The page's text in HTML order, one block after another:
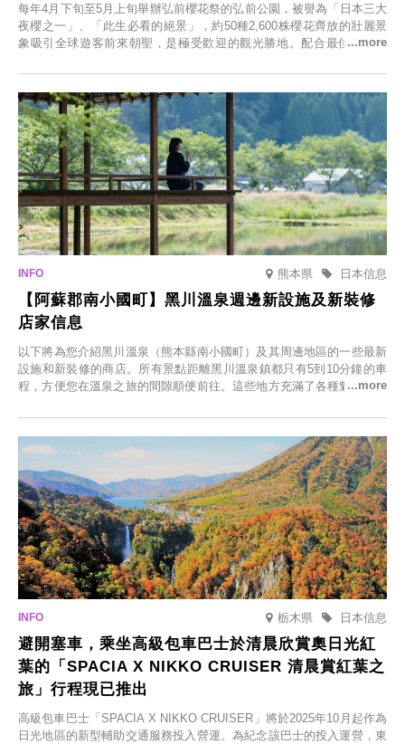
每年4月下旬至5月上旬舉辦弘前櫻花祭的弘前公園，被譽為「日本三大
夜櫻之一」、「此生必看的絕景」，約50種2,600株櫻花齊放的壯麗景
象吸引全球遊客前來朝聖，是極受歡迎的觀光勝地。配合最佳觀雪時
「冬季櫻花燈光秀」。
熊本県 日本信息
【阿蘇郡南小國町】黑川溫泉週邊新設施及新裝修
店家信息
以下將為您介紹黑川溫泉（熊本縣南小國町）及其周邊地區的一些最新
設施和新裝修的商店。所有景點距離黑川溫泉鎮都只有5到10分鐘的車
程，方便您在溫泉之旅的間隙順便前往。這些地方充滿了各種魅力，包
食材的餐廳。讓您體驗黑川溫泉的全新樂趣。
栃木県 日本信息
避開塞車，乘坐高級包車巴士於清晨欣賞奧日光紅
葉的「SPACIA X NIKKO CRUISER 清晨賞紅葉之
旅」行程現已推出
高級包車巴士「SPACIA X NIKKO CRUISER」將於2025年10月起作為
日光地區的新型輔助交通服務投入營運。為紀念該巴士的投入運營，東